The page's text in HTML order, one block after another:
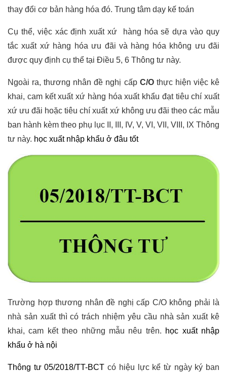
thay đổi cơ bản hàng hóa đó. Trung tâm dạy kế toán
Cụ thể, việc xác định xuất xứ hàng hóa sẽ dựa vào quy
tắc xuất xứ hàng hóa ưu đãi và hàng hóa không ưu đãi
được quy định cụ thể tại Điều 5, 6 Thông tư này.
Ngoài ra, thương nhân đề nghị cấp C/Othực hiện việc kê
khai, cam kết xuất xứ hàng hóa xuất khẩu đạt tiêu chí xuất
xứ ưu đãi hoặc tiêu chí xuất xứ không ưu đãi theo các mẫu
ban hành kèm theo phụ lục II, III, IV, V, VI, VII, VIII, IX Thông
tư này. học xuất nhập khẩu ở đâu tốt
Trường hợp thương nhân đề nghị cấp C/O không phải là
nhà sản xuất thì có trách nhiệm yêu cầu nhà sản xuất kê
khai, cam kết theo những mẫu nêu trên. học xuất nhập
khẩu ở hà nội
Thông tư 05/2018/TT-BCT có hiệu lực kể từ ngày ký ban